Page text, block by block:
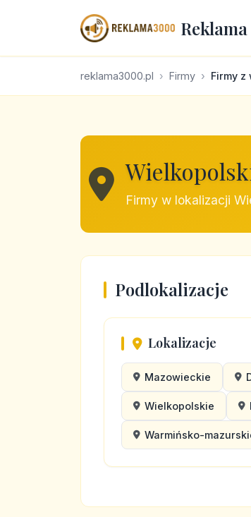
reklama3000.pl Firmy Firmy z
Firmy w lokalizacji
Podlokalizacje
Lokalizacje
Mazowieckie
Wielkopolskie
Warmińsko-